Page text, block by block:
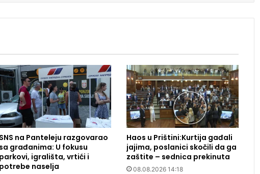
SNS na Panteleju razgovarao
sa građanima: U fokusu
parkovi, igrališta, vrtići i
potrebe naselja
Haos u Prištini:Kurtija gađali
jajima, poslanici skočili da ga
zaštite – sednica prekinuta
08.08.2026 14:18